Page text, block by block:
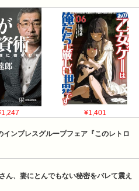
¥1,401
インプレスグループフェア『このレトロ
ん、妻にとんでもない秘密をバレて震え